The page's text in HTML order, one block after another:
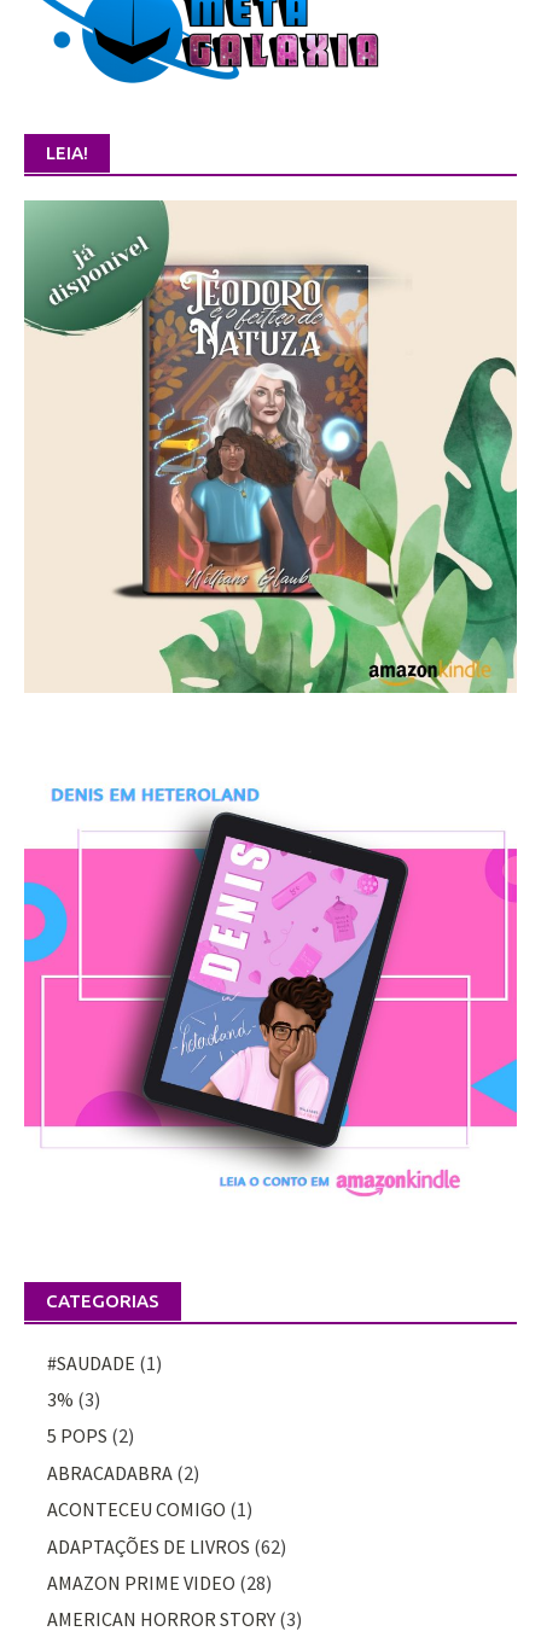
LEIA!
CATEGORIAS
#SAUDADE (1)
3% (3)
5 POPS (2)
ABRACADABRA (2)
ACONTECEU COMIGO (1)
ADAPTAÇÕES DE LIVROS (62)
AMAZON PRIME VIDEO (28)
AMERICAN HORROR STORY (3)